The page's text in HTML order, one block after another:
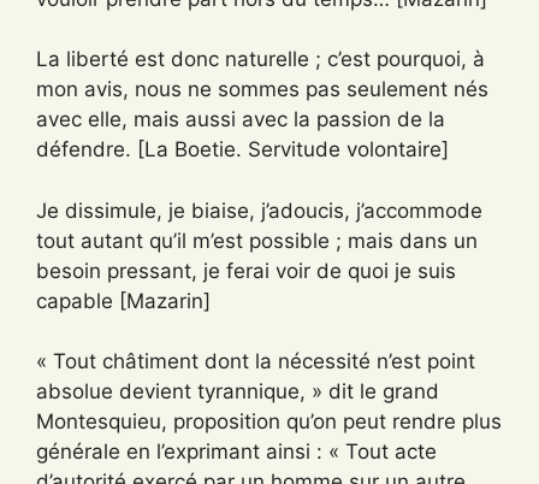
La liberté est donc naturelle ; c’est pourquoi, à
mon avis, nous ne sommes pas seulement nés
avec elle, mais aussi avec la passion de la
défendre. [La Boetie. Servitude volontaire]
Je dissimule, je biaise, j’adoucis, j’accommode
tout autant qu’il m’est possible ; mais dans un
besoin pressant, je ferai voir de quoi je suis
capable [Mazarin]
« Tout châtiment dont la nécessité n’est point
absolue devient tyrannique, » dit le grand
Montesquieu, proposition qu’on peut rendre plus
générale en l’exprimant ainsi : « Tout acte